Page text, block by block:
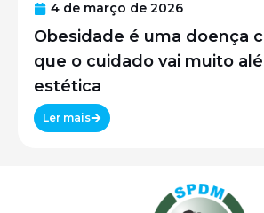
4 de março de 2026
Obesidade é uma doença
que o cuidado vai muito
estética
Ler mais